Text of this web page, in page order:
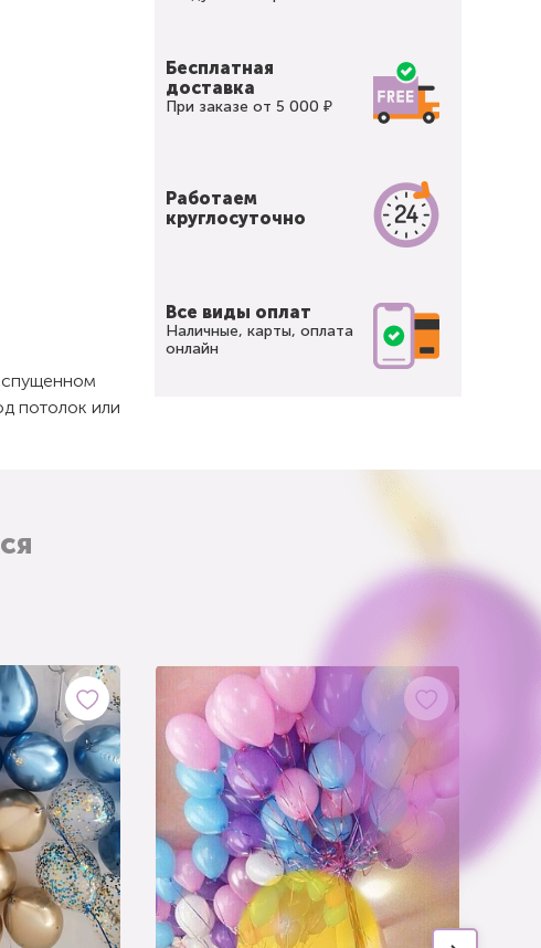
потолок или
Бесплатная
доставка
При заказе от 5 000 ₽
Работаем
круглосуточно
Все виды оплат
Наличные, карты, оплата
онлайн